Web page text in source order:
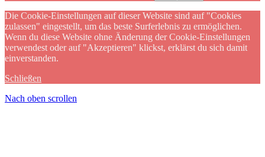
Die Cookie-Einstellungen auf dieser Website sind auf "Cookies
zulassen" eingestellt, um das beste Surferlebnis zu ermöglichen.
Wenn du diese Website ohne Änderung der Cookie-Einstellungen
verwendest oder auf "Akzeptieren" klickst, erklärst du sich damit
einverstanden.
Schließen
Nach oben scrollen